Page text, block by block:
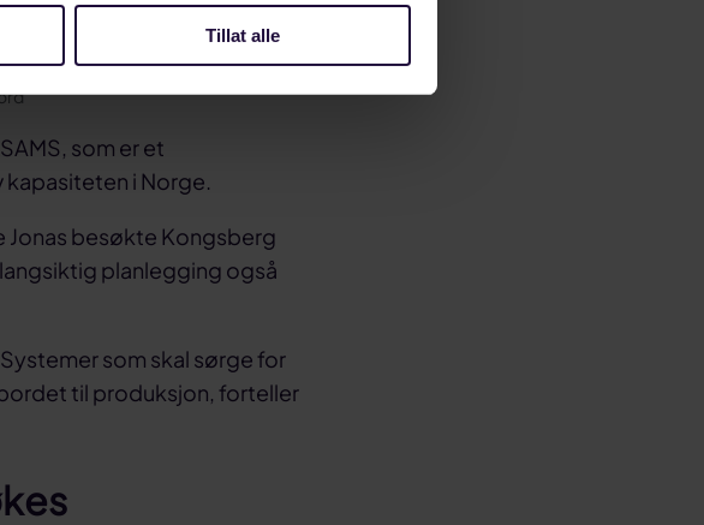
Tillat alle
til IE&FLT hos Kongsberg Defense
som er et
i Norge.
Jonas besøkte Kongsberg
planlegging også
som skal sørge for
til produksjon, forteller